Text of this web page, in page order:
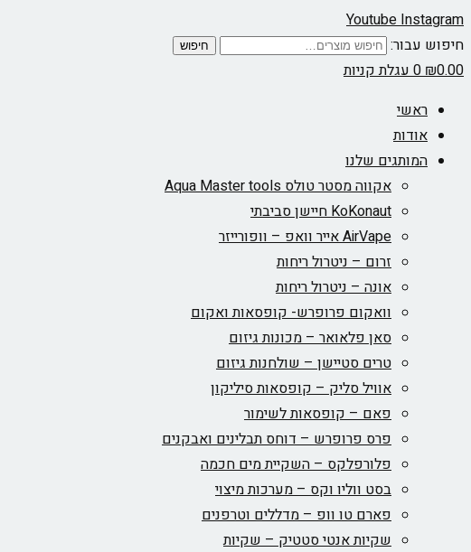
YoutubeInstagram
חיפוש עבור:
חיפוש
₪0.00
0עגלת קניות
ראשי
אודות
המותגים שלנו
אקווה מסטר טולס Aqua Master tools
KoKonaut חיישן סביבתי
AirVape אייר וואפ – וופורייזר
זרום – ניטרול ריחות
אונה – ניטרול ריחות
וואקום פרופרש- קופסאות ואקום
סאן פלאואר – מכונות גיזום
טרים סטיישן – שולחנות גיזום
אוויל סליק – קופסאות סיליקון
פאם – קופסאות לשימור
פרס פרופרש – דוחס תבלינים ואבקנים
פלורפלקס – השקיית מים חכמה
בסט ווליו וקס – מערכות מיצוי
פארם טו וופ – מדללים וטרפנים
שקיות אנטי סטטיק – שקיות